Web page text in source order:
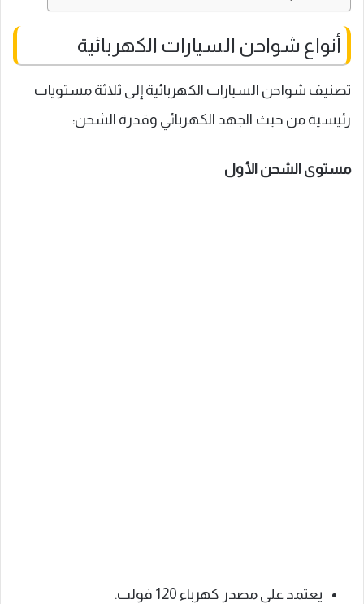
أنواع شواحن السيارات الكهربائية
تصنيف شواحن السيارات الكهربائية إلى ثلاثة مستويات
رئيسية من حيث الجهد الكهربائي وقدرة الشحن:
مستوى الشحن الأول
يعتمد على مصدر كهرباء 120 فولت.